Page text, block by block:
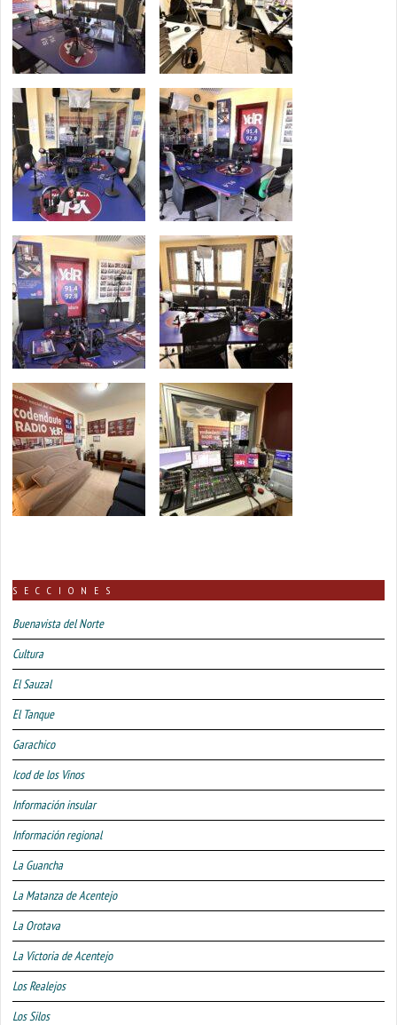
SECCIONES
Buenavista del Norte
Cultura
El Sauzal
El Tanque
Garachico
Icod de los Vinos
Información insular
Información regional
La Guancha
La Matanza de Acentejo
La Orotava
La Victoria de Acentejo
Los Realejos
Los Silos